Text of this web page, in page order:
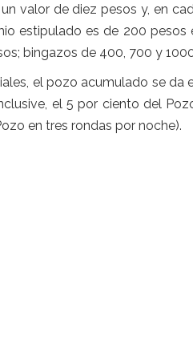
valor de diez pesos y, en
estipulado es de 200
bingazos de 400, 700 y
el pozo acumulado se da
el 5 por ciento del
en tres rondas por noche).